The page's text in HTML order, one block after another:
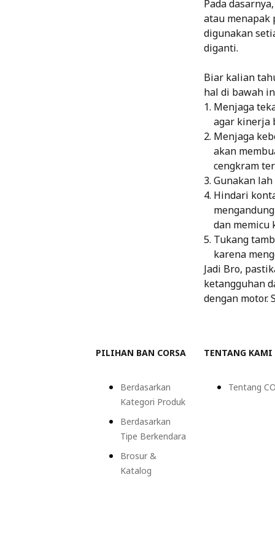
Pada
atau menapak
digunakan
diganti.
Biar kalian
hal di bawah
Menjaga
agar kinerja
Menjaga
akan
cengkram
Gunakan
Hindari
dan memicu
Tukang
karena
Jadi Bro,
ketangguhan
dengan motor.
PILIHAN BAN CORSA
Berdasarkan
Kategori Produk
Berdasarkan
Tipe Berkendara
Brosur &
Katalog
TENTANG KAMI
Tentang